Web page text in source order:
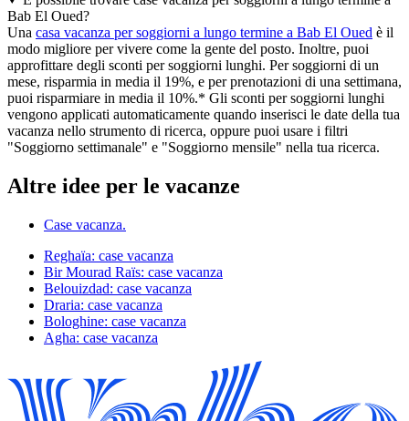
Bab El Oued?
Una casa vacanza per soggiorni a lungo termine a Bab El Oued è il
modo migliore per vivere come la gente del posto. Inoltre, puoi
approfittare degli sconti per soggiorni lunghi. Per soggiorni di un
mese, risparmia in media il 19%, e per prenotazioni di una settimana,
puoi risparmiare in media il 10%.* Gli sconti per soggiorni lunghi
vengono applicati automaticamente quando inserisci le date della tua
vacanza nello strumento di ricerca, oppure puoi usare i filtri
"Soggiorno settimanale" e "Soggiorno mensile" nella tua ricerca.
Altre idee per le vacanze
Case vacanza.
Reghaïa: case vacanza
Bir Mourad Raïs: case vacanza
Belouizdad: case vacanza
Draria: case vacanza
Bologhine: case vacanza
Agha: case vacanza